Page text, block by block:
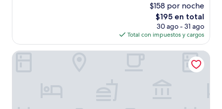
$158 por noche
El
precio
actual
es
de
$195 en total
30 ago - 31 ago
Total con impuestos y cargos
Naitly Barcelona Poblenou